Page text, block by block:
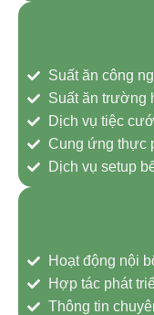
Suất ăn công
Suất ăn trường
Dịch vụ tiệc
Cung ứng thực
Dịch vụ setup
Hoạt động nội
Hợp tác phát
Thông tin